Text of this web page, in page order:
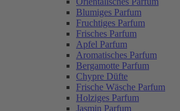
Blumiges Parfum
Fruchtiges Parfum
Frisches Parfum
Apfel Parfum
Aromatisches Parfum
Bergamotte Parfum
Chypre Düfte
Frische Wäsche Parfum
Holziges Parfum
Jasmin Parfum